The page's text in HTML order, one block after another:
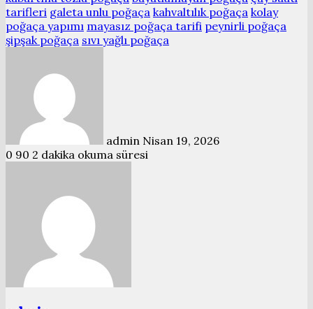
tarifleri galeta unlu poğaça kahvaltılık poğaça kolay
poğaça yapımı mayasız poğaça tarifi peynirli poğaça
şipşak poğaça sıvı yağlı poğaça
admin Nisan 19, 2026
0 90 2 dakika okuma süresi